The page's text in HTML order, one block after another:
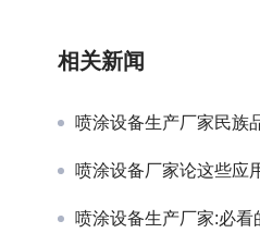
相关新闻
喷涂设备生产厂家民族
喷涂设备厂家论这些应
喷涂设备生产厂家:必